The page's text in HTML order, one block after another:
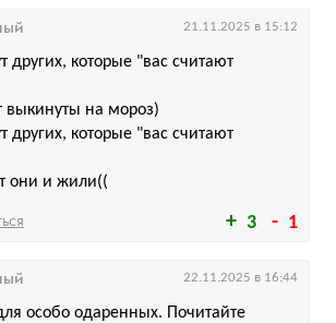
3 1
других, которые "вас считают
выкинуты на мороз)
других, которые "вас считают
они и жили((
21.11.2025 в 15:12
особо одаренных. Почитайте
22.11.2025 в 16:44